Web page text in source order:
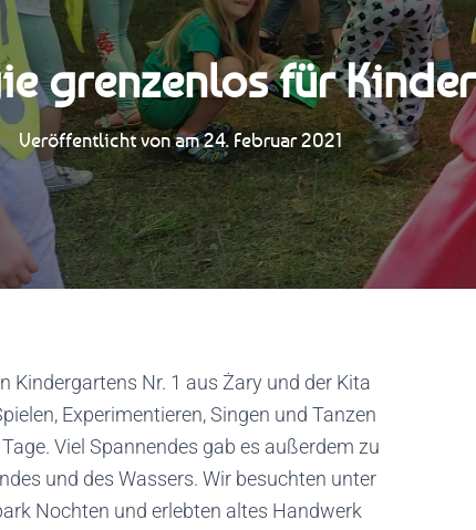
grenzenlos für Kinder
Veröffentlicht vonam24. Februar 2021
Kindergartens Nr. 1 aus Żary und der Kita
Experimentieren, Singen und Tanzen
Viel Spannendes gab es außerdem zu
und des Wassers. Wir besuchten unter
Nochten und erlebten altes Handwerk